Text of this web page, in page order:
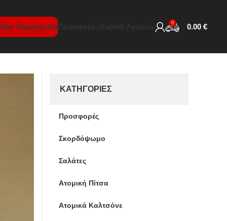
Παραγγελία 0 0.00€
ΚΑΤΗΓΟΡΊΕΣ
Προσφορές
Σκορδόψωμο
Σαλάτες
Ατομική Πίτσα
Ατομικά Καλτσόνε